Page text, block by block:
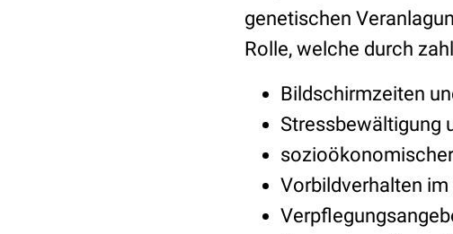
genetischen
Rolle, welche durch
Bildschirmzeiten
Stressbewältigung
Vorbildverhalten